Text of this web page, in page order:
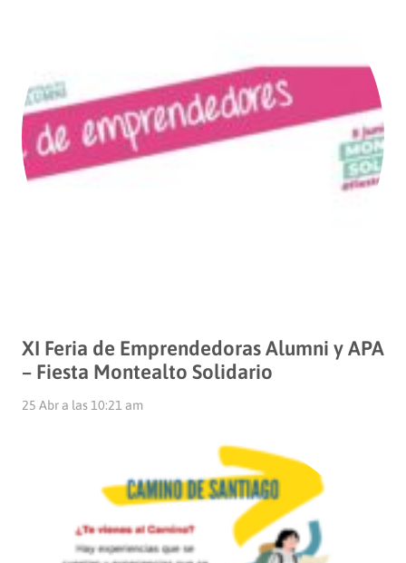
XI Feria de Emprendedoras Alumni y APA
– Fiesta Montealto Solidario
25 Abr a las 10:21 am